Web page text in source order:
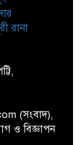
রানা
(সংবাদ),
ও বিজ্ঞাপন